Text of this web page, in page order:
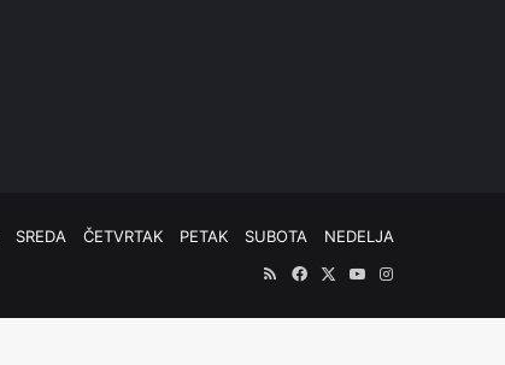
SREDA ČETVRTAK PETAK SUBOTA
NEDELJA
RSSFacebook
X YouTubeInstagram